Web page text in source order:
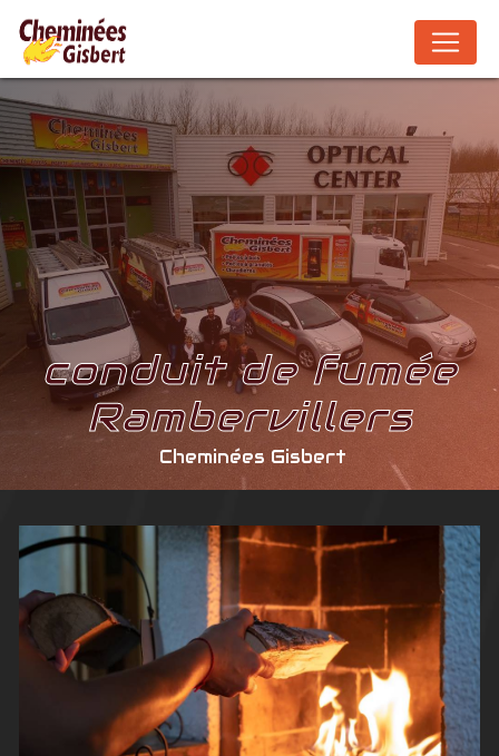
conduit de fumée
Rambervillers
Cheminées Gisbert